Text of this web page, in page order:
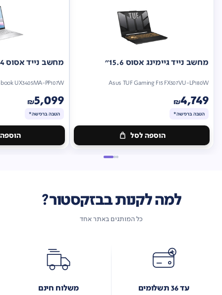
מחשב נייד גיימינג אסוס 15.6"
Asus TUF Gaming F15 FX507VU-LP180W
₪4,749
הטבה ברכישה*
הוספה לסל
מחשב נייד אסוס 14"
UX3405MA-PP107W
₪5,099
הטבה ברכישה*
למה לקנות בבזקסטור?
כל המותגים באתר אחד
עד 36 תשלומים משלוח חינם